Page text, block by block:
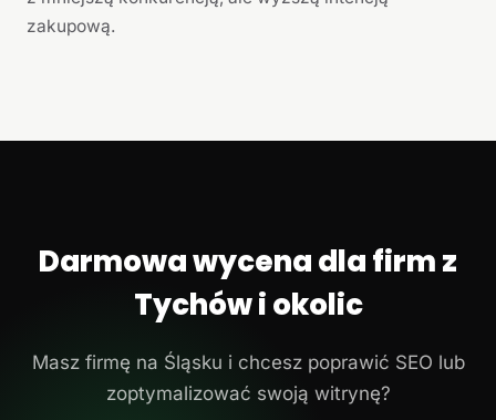
zakupową.
Darmowa wycena dla firm z
Tychów i okolic
Masz firmę na Śląsku i chcesz poprawić SEO lub
zoptymalizować swoją witrynę?